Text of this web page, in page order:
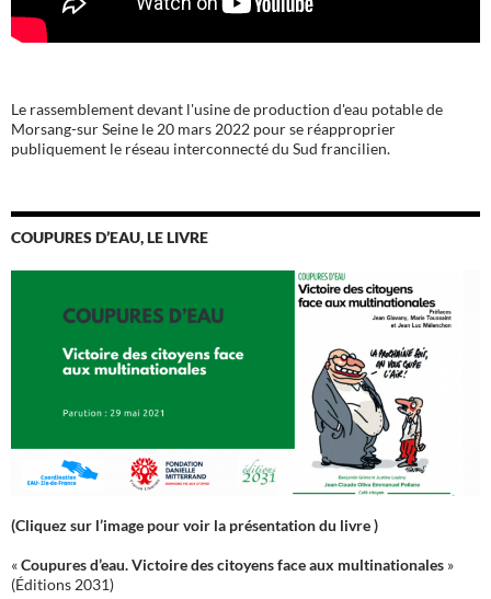
Le rassemblement devant l'usine de production d'eau potable de
Morsang-sur Seine le 20 mars 2022 pour se réapproprier
publiquement le réseau interconnecté du Sud francilien.
COUPURES D’EAU, LE LIVRE
(Cliquez sur l’image pour voir la présentation du livre )
«Coupures d’eau. Victoire des citoyens face aux multinationales »
(Éditions 2031)